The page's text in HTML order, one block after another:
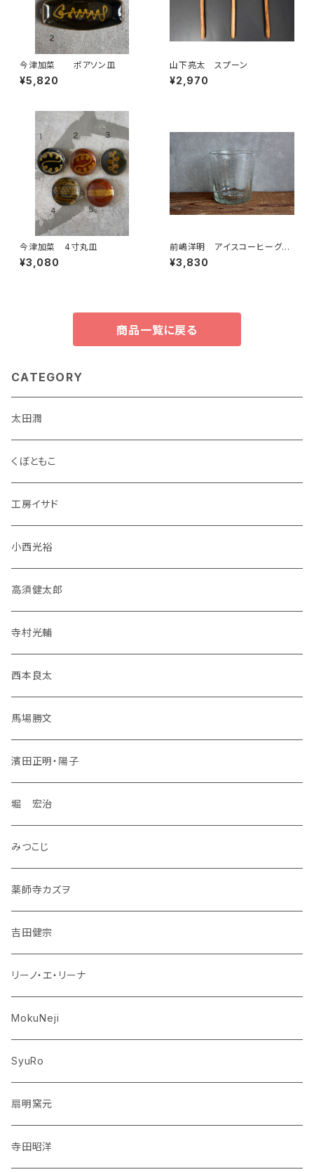
今津加菜 ポアソン皿
¥5,820
山下亮太 スプーン
¥2,970
今津加菜 4寸丸皿
¥3,080
前嶋洋明 アイスコーヒーグラ
ス
¥3,830
商品一覧に戻る
CATEGORY
太田潤
くぼともこ
工房イサド
小西光裕
高須健太郎
寺村光輔
西本良太
馬場勝文
濱田正明・陽子
堀 宏治
みつこじ
薬師寺カズヲ
吉田健宗
リーノ・エ・リーナ
MokuNeji
SyuRo
扇明窯元
寺田昭洋